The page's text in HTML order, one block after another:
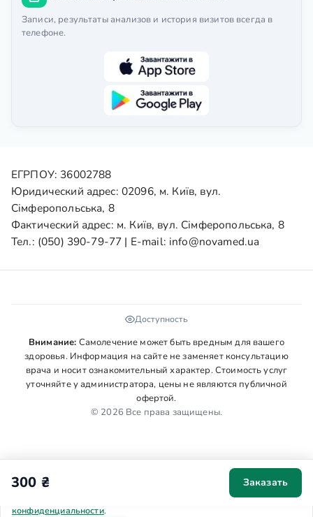
300 ₴ Заказать
Записи, результаты анализов и история визитов всегда в
телефоне.
ЕГРПОУ: 36002788
Юридический адрес: 02096, м. Київ, вул.
Сімферопольська, 8
Фактический адрес: м. Київ, вул. Сімферопольська, 8
Тел.: (050) 390-79-77 | E-mail: info@novamed.ua
Доступность
Внимание: Самолечение может быть вредным для вашего
здоровья. Информация на сайте не заменяет консультацию
врача и носит ознакомительный характер. Стоимость услуг
уточняйте у администратора, цены не являются публичной
офертой.
© 2026 Все права защищены.
Мы используем cookies для аналитики и персонализации. Ваше
согласие поможет сделать сайт удобнее. Подробнее вПолитике
конфиденциальности.